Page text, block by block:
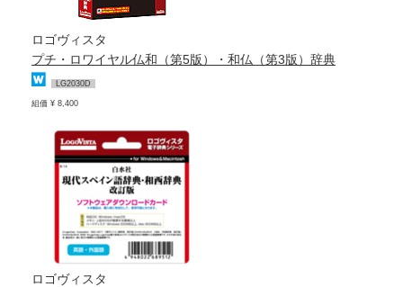
ロゴヴィスタ
プチ・ロワイヤル仏和（第5版）・和仏（第3版）辞典
LG2030D
組価 ¥ 8,400
ロゴヴィスタ